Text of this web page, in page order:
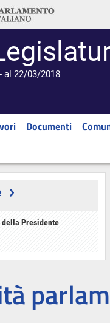
al 22/03/2018
Documenti
della Presidente